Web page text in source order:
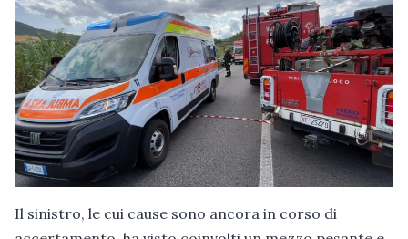
Il sinistro, le cui cause sono ancora in corso di